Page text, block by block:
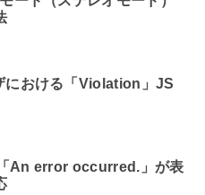
における「Violation」JS
An error occurred.」が表